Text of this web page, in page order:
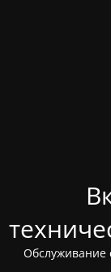
Обслуживание